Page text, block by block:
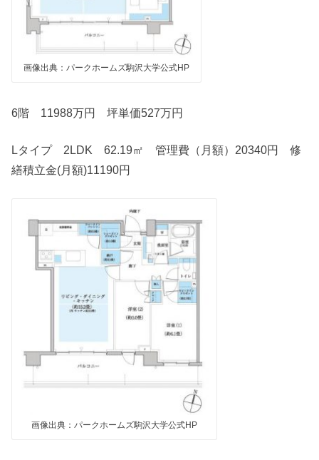
画像出典：パークホームズ駒沢大学公式HP
6階 11988万円 坪単価527万円
Lタイプ 2LDK 62.19㎡ 管理費（月額）20340円 修
繕積立金(月額)11190円
画像出典：パークホームズ駒沢大学公式HP